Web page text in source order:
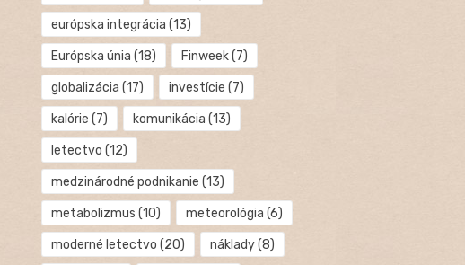
európska integrácia (13)
Európska únia (18) Finweek(7)
globalizácia (17) investície (7)
kalórie (7) komunikácia (13)
letectvo (12)
medzinárodné podnikanie (13)
metabolizmus (10) meteorológia (6)
moderné letectvo (20) náklady(8)